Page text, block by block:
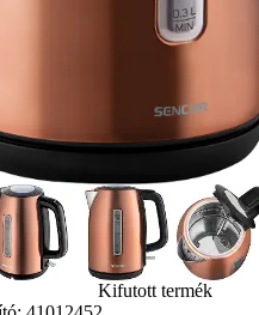
Kifutott termék